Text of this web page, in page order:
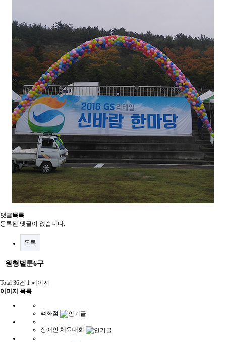
댓글목록
등록된 댓글이 없습니다.
목록
원형벌룬6구
Total 36건 1 페이지
이미지 목록
백화점
장애인 체육대회